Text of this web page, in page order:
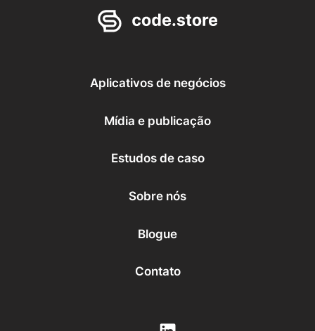
Comércio eletrônico
Migração de conteúdo
Aplicativos de negócios
IA de conversão
Serviços financeiros
Grandes empresas
Aplicativos de negócios
Mídia e publicação
Estudos de caso
Sobre nós
Blogue
Contato